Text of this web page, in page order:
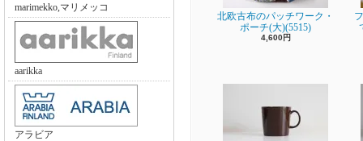
marimekko,マリメッコ
aarikka
アラビア
北欧古布のパッチワーク・
ポーチ(大)(5515)
4,600円